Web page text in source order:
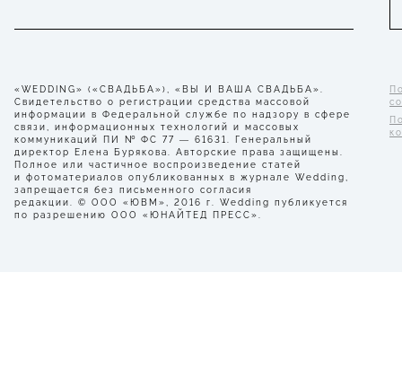
«WEDDING» («СВАДЬБА»), «ВЫ И ВАША СВАДЬБА».
Свидетельство о регистрации средства массовой
информации в Федеральной службе по надзору в сфере
связи, информационных технологий и массовых
коммуникаций ПИ № ФС 77 — 61631. Генеральный
директор Елена Бурякова. Авторские права защищены.
Полное или частичное воспроизведение статей
и фотоматериалов опубликованных в журнале Wedding,
запрещается без письменного согласия
редакции. © ООО «ЮВМ», 2016 г. Wedding публикуется
по разрешению ООО «ЮНАЙТЕД ПРЕСС».